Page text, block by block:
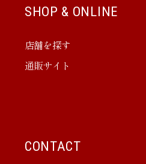
SHOP & ONLINE
店舗を探す
通販サイト
CONTACT